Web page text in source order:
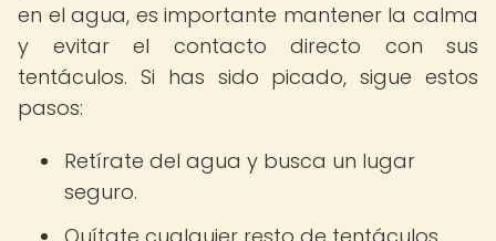
en el agua, es importante mantener la calma
y evitar el contacto directo con sus
tentáculos. Si has sido picado, sigue estos
pasos:
Retírate del agua y busca un lugar
seguro.